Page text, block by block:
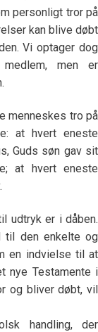
personligt tror på
kan blive døbt
Vi optager dog
men er
menneskes tro på
at hvert eneste
Guds søn gav sit
at hvert eneste
udtryk er i dåben.
til den enkelte og
en indvielse til at
nye Testamente i
og bliver døbt, vil
handling, der